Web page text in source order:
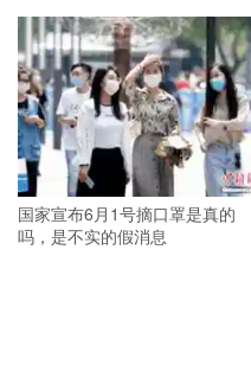
国家宣布6月1号摘口罩是真的
吗，是不实的假消息